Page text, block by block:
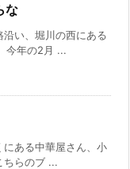
な
い、堀川の西にある
今年の2月 ...
ある中華屋さん、小
ちらのブ ...